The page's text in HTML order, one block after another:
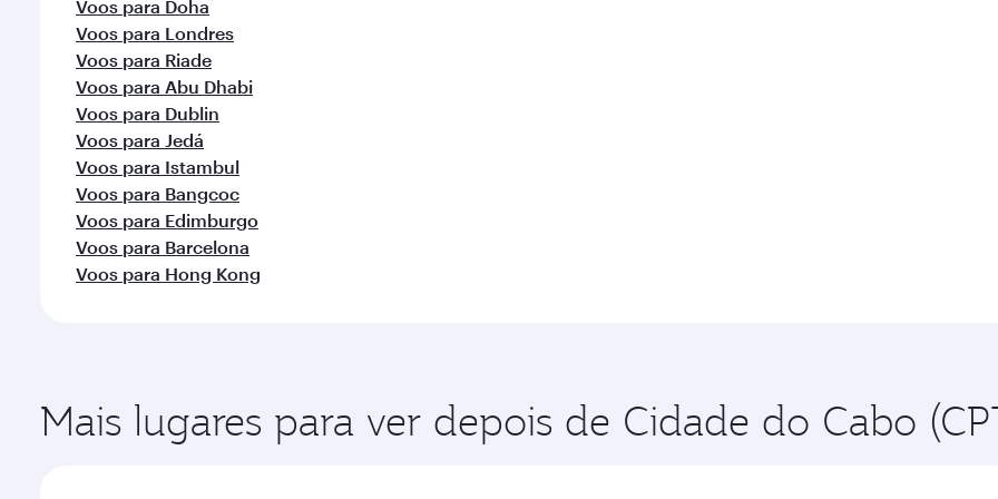
Voos para Doha
Voos para Londres
Voos para Riade
Voos para Abu Dhabi
Voos para Dublin
Voos para Jedá
Voos para Istambul
Voos para Bangcoc
Voos para Edimburgo
Voos para Barcelona
Voos para Hong Kong
Mais lugares para ver depois de Cidade do Cabo